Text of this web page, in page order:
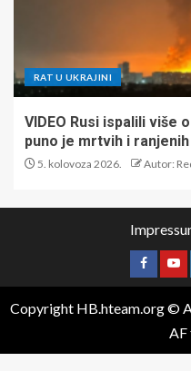
RAT U UKRAJINI
VIDEO Rusi ispalili više
puno je mrtvih i ranjenih
5. kolovoza 2026. Autor:
Copyright HB.hteam.org ©
AF